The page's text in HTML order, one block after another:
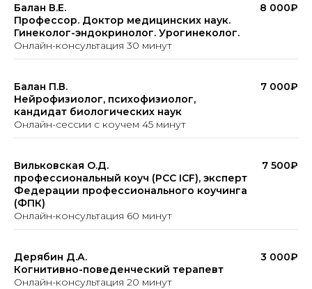
Балан В.Е.
Профессор. Доктор медицинских наук.
Гинеколог-эндокринолог. Урогинеколог.
Онлайн-консультация 30 минут
8 000₽
Балан П.В.
Нейрофизиолог, психофизиолог,
кандидат биологических наук
Онлайн-сессии с коучем 45 минут
7 000₽
Вильковская О.Д.
профессиональный коуч (PCC ICF), эксперт
Федерации профессионального коучинга
(ФПК)
Онлайн-консультация 60 минут
7 500₽
Дерябин Д.А.
Когнитивно-поведенческий терапевт
Онлайн-консультация 20 минут
3 000₽